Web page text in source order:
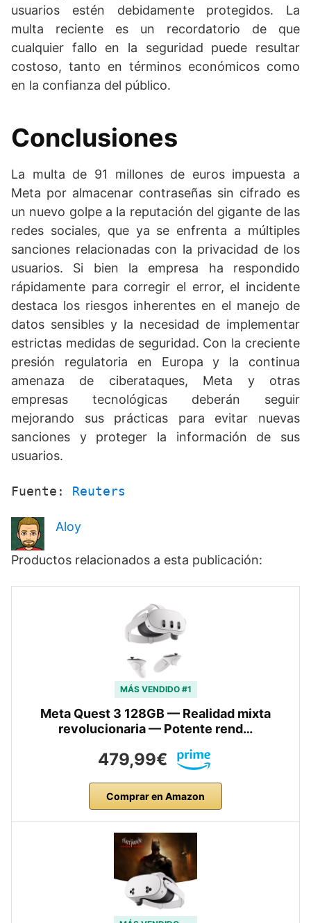
usuarios estén debidamente protegidos. La
multa reciente es un recordatorio de que
cualquier fallo en la seguridad puede resultar
costoso, tanto en términos económicos como
en la confianza del público.
Conclusiones
La multa de 91 millones de euros impuesta a
Meta por almacenar contraseñas sin cifrado es
un nuevo golpe a la reputación del gigante de las
redes sociales, que ya se enfrenta a múltiples
sanciones relacionadas con la privacidad de los
usuarios. Si bien la empresa ha respondido
rápidamente para corregir el error, el incidente
destaca los riesgos inherentes en el manejo de
datos sensibles y la necesidad de implementar
estrictas medidas de seguridad. Con la creciente
presión regulatoria en Europa y la continua
amenaza de ciberataques, Meta y otras
empresas tecnológicas deberán seguir
mejorando sus prácticas para evitar nuevas
sanciones y proteger la información de sus
usuarios.
Fuente: Reuters
Aloy
Productos relacionados a esta publicación:
MÁS VENDIDO #1
Meta Quest 3 128GB — Realidad mixta
revolucionaria — Potente rend…
479,99€
Comprar en Amazon